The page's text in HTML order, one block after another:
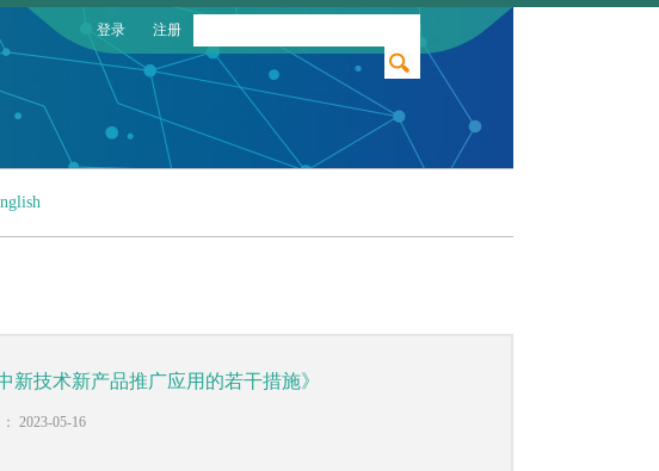
登录 注册
新技术新产品推广应用的若干措施》
2023-05-16